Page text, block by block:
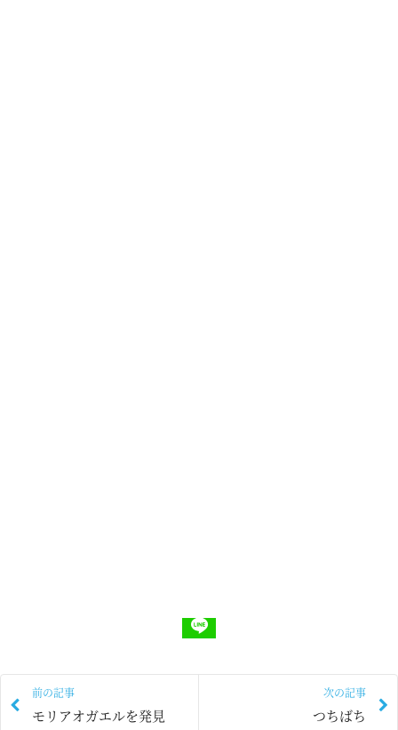
前の記事
モリアオガエルを発見
次の記事
つちばち